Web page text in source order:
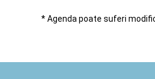
* Agenda poate suferi